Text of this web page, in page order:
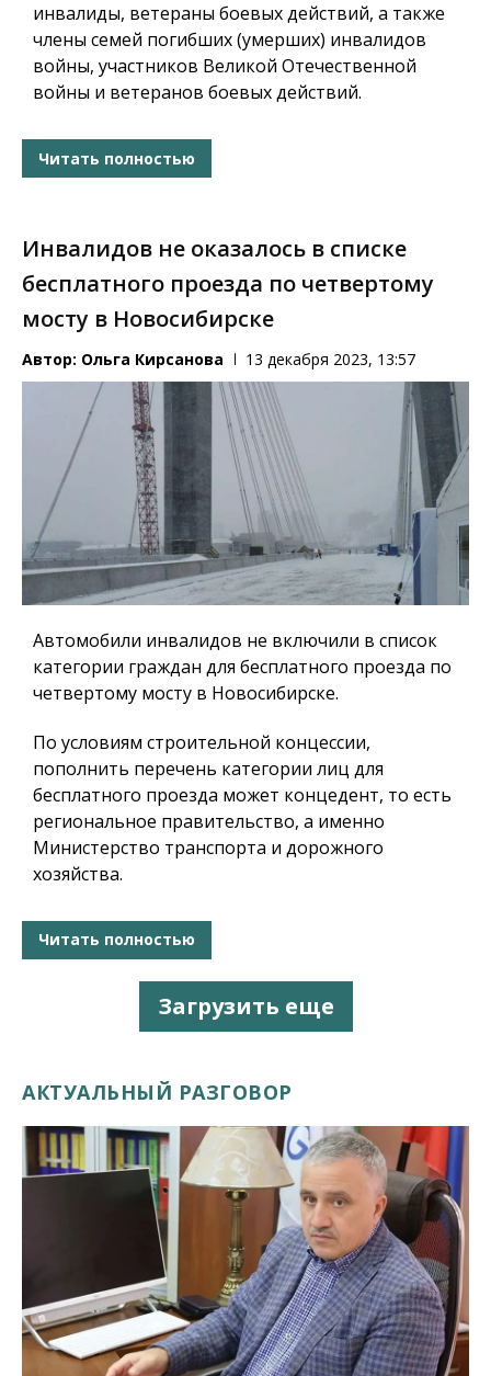
инвалиды, ветераны боевых действий, а также
члены семей погибших (умерших) инвалидов
войны, участников Великой Отечественной
войны и ветеранов боевых действий.
Читать полностью
Инвалидов не оказалось в списке
бесплатного проезда по четвертому
мосту в Новосибирске
Автор: Ольга Кирсанова 13 декабря 2023, 13:57
Автомобили инвалидов не включили в список
категории граждан для бесплатного проезда по
четвертому мосту в Новосибирске.
По условиям строительной концессии,
пополнить перечень категории лиц для
бесплатного проезда может концедент, то есть
региональное правительство, а именно
Министерство транспорта и дорожного
хозяйства.
Читать полностью
Загрузить еще
АКТУАЛЬНЫЙ РАЗГОВОР